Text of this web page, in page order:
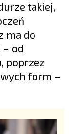
takiej,
ma do
od
poprzez
form –